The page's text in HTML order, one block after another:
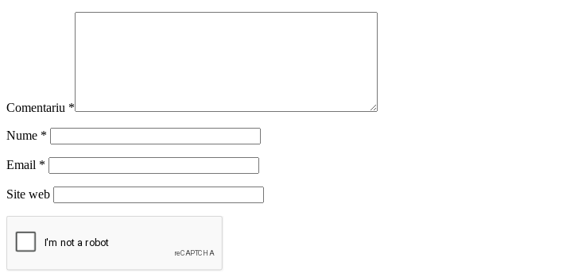
Comentariu *
Nume *
Email *
Site web